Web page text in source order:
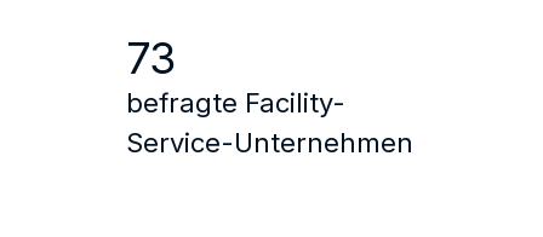
73
befragte Facility-
Service-Unternehmen